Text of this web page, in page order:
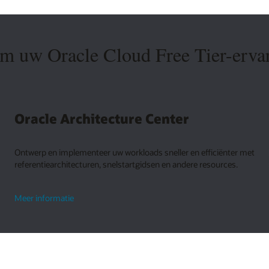
uw Oracle Cloud Free Tier-
Oracle Architecture Center
Ontwerp en implementeer uw workloads sneller en efficiënter met
referentiearchitecturen, snelstartgidsen en andere resources.
Meer informatieover
Center